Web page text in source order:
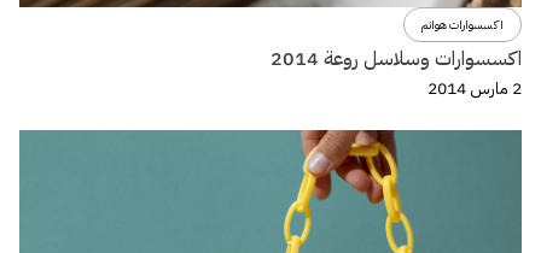
اكسسوارات هوانم
اكسسوارات وسلاسل روعة 2014
2 مارس 2014